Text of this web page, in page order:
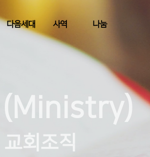
다음세대 사역 나눔
(Ministry)
교회조직